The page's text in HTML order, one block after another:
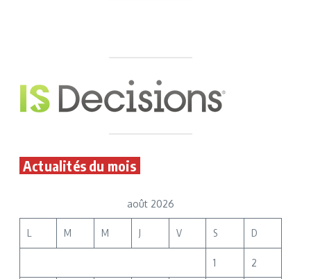
Actualités du mois
août 2026
L M M J V S D
1 2